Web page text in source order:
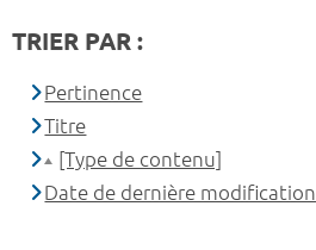
TRIER PAR :
Pertinence
Titre
[Type de contenu]
Date de dernière modification